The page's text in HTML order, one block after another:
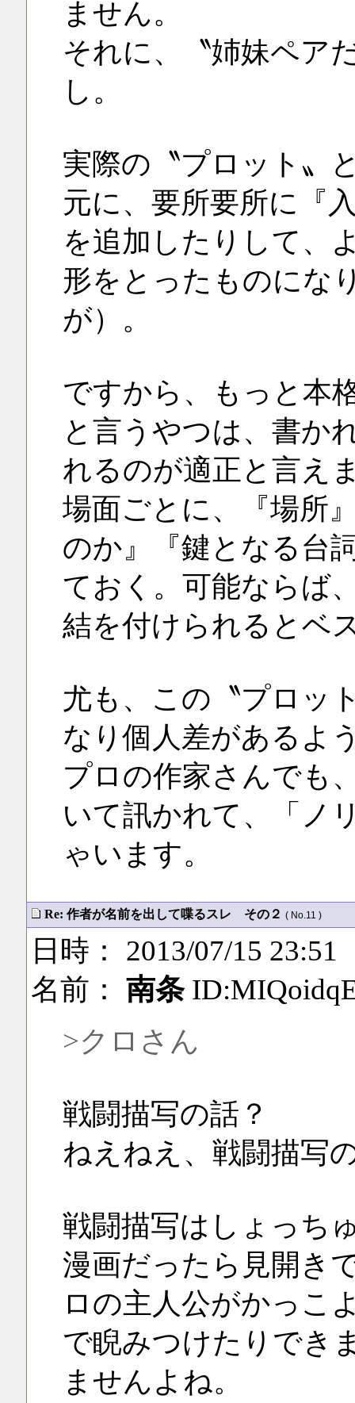
ません。
それに、〝姉妹ペア
し。
実際の〝プロット〟
元に、要所要所に『
を追加したりして、
形をとったものにな
が）。
ですから、もっと本
と言うやつは、書か
れるのが適正と言え
場面ごとに、『場所
のか』『鍵となる台
ておく。可能ならば
結を付けられるとベ
尤も、この〝プロッ
なり個人差があるよ
プロの作家さんでも
いて訊かれて、「ノ
ゃいます。
Re: 作者が名前を出して喋るスレ その２ ( No.11 )
日時： 2013/07/15 23:51
名前： 南条
>クロさん
戦闘描写の話？
ねえねえ、戦闘描写
戦闘描写はしょっち
漫画だったら見開き
ロの主人公がかっこ
で睨みつけたりでき
ませんよね。